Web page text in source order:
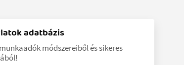
adatbázis
módszereiből és sikeres